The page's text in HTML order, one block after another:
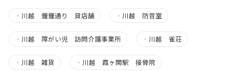
・ 川越 鐘鐘通り 貸店舗 ・ 川越 防音室
・ 川越 障がい児 訪問介護事業所 ・ 川越 雀荘
・ 川越 雑貨 ・ 川越 霞ヶ関駅 接骨院